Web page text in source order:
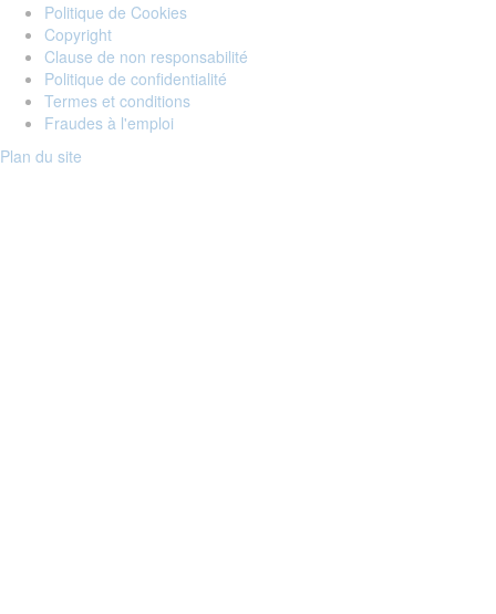
Politique de Cookies
Copyright
Clause de non responsabilité
Politique de confidentialité
Termes et conditions
Fraudes à l'emploi
Plan du site